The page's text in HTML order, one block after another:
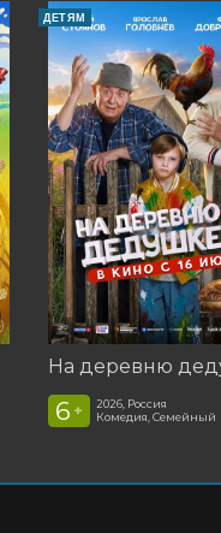
ДЕТЯМ
6 +
2026, Россия
Комедия, Семейный